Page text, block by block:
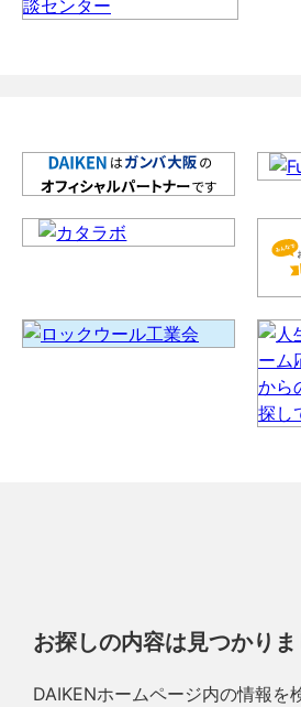
お探しの内容は見つかりま
DAIKENホームページ内の情報を